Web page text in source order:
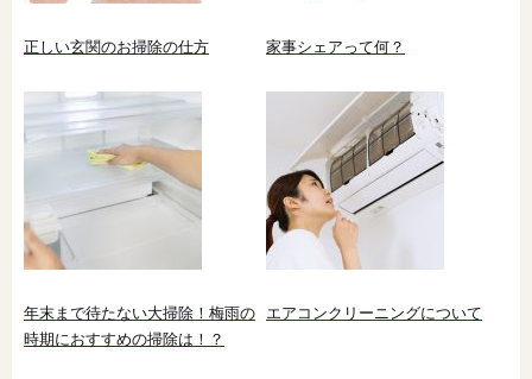
正しい玄関のお掃除の仕方 家事シェアって何？
年末まで待たない大掃除！梅雨の
時期におすすめの掃除は！？
エアコンクリーニングについて